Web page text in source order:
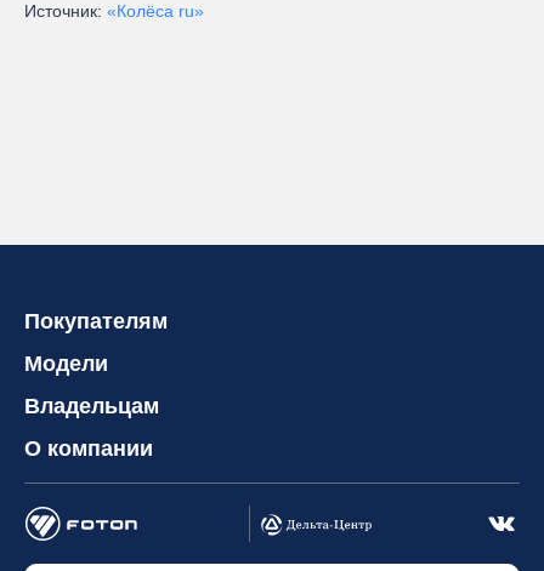
Источник: «Колёса ru»
Покупателям
Модели
Владельцам
О компании